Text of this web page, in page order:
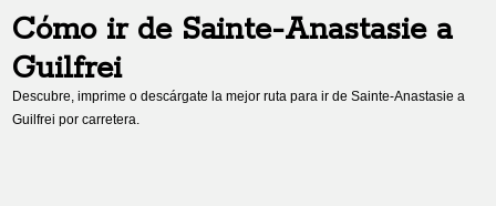
Cómo ir de Sainte-Anastasiea
Guilfrei
Descubre, imprime o descárgate la mejor ruta para ir deSainte-Anastasie a
Guilfrei por carretera.